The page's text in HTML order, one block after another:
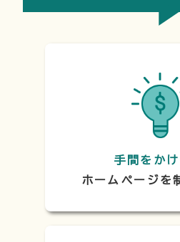
手間をか
ホームページを